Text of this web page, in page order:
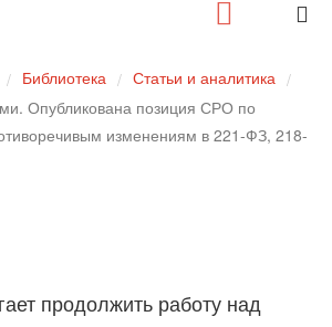
/ Библиотека / Статьи и аналитика /
Опубликована позиция СРО по
изменениям в 221-ФЗ, 218-
продолжить работу над